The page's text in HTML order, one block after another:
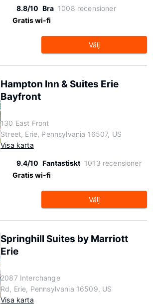
8.8/10 Bra 1008 recensioner
Gratis wi-fi
Välj
Hampton Inn & Suites Erie
Bayfront
130 East Front
Street, Erie, Pennsylvania 16507, US
Visa karta
9.4/10 Fantastiskt 1013 recensioner
Gratis wi-fi
Välj
Springhill Suites by Marriott
Erie
2087 Interchange
Rd, Erie, Pennsylvania 16509, US
Visa karta